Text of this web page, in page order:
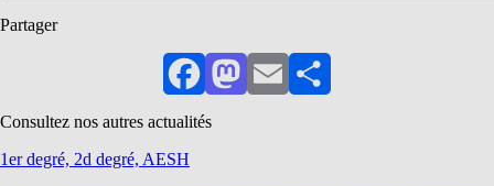
Partager
FacebookMastodon
EmailPartager
Consultez nos autres actualités
1er degré, 2d degré, AESH